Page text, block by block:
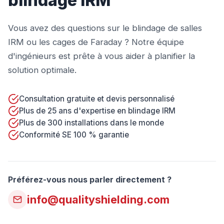
Vous avez des questions sur le blindage de salles
IRM ou les cages de Faraday ? Notre équipe
d'ingénieurs est prête à vous aider à planifier la
solution optimale.
Consultation gratuite et devis personnalisé
Plus de 25 ans d'expertise en blindage IRM
Plus de 300 installations dans le monde
Conformité SE 100 % garantie
Préférez-vous nous parler directement ?
info@qualityshielding.com